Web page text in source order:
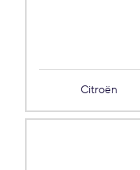
Citroën